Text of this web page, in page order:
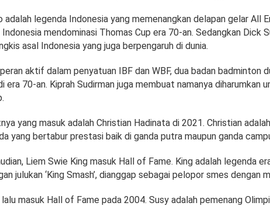
adalah legenda Indonesia yang memenangkan delapan gelar All
mendominasi Thomas Cup era 70-an. Sedangkan Dick
asal Indonesia yang juga berpengaruh di dunia.
aktif dalam penyatuan IBF dan WBF, dua badan badminton
era 70-an. Kiprah Sudirman juga membuat namanya diharumkan
yang masuk adalah Christian Hadinata di 2021. Christian
yang bertabur prestasi baik di ganda putra maupun ganda
Liem Swie King masuk Hall of Fame. King adalah legenda
julukan ‘King Smash’, dianggap sebagai pelopor smes dengan
masuk Hall of Fame pada 2004. Susy adalah pemenang